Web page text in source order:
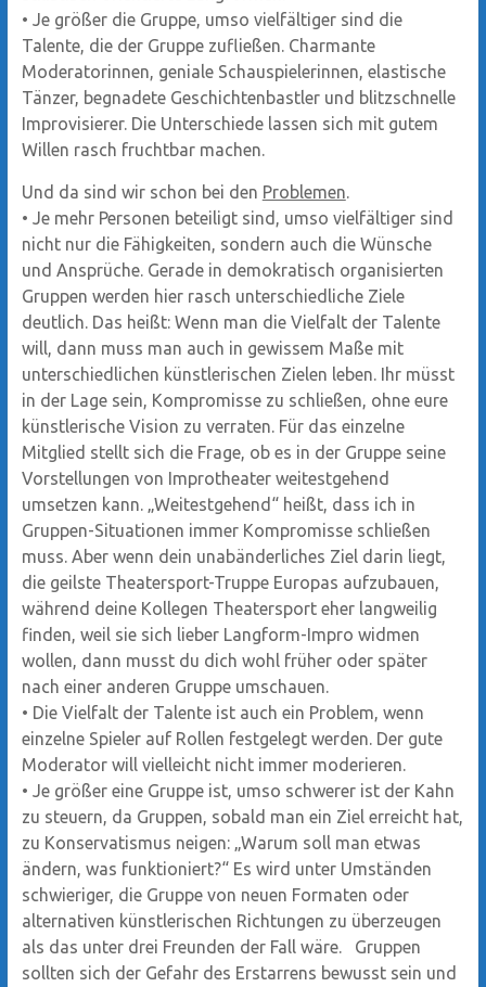
• Je größer die Gruppe, umso vielfältiger sind die
Talente, die der Gruppe zufließen. Charmante
Moderatorinnen, geniale Schauspielerinnen, elastische
Tänzer, begnadete Geschichtenbastler und blitzschnelle
Improvisierer. Die Unterschiede lassen sich mit gutem
Willen rasch fruchtbar machen.
Und da sind wir schon bei den Problemen.
• Je mehr Personen beteiligt sind, umso vielfältiger sind
nicht nur die Fähigkeiten, sondern auch die Wünsche
und Ansprüche. Gerade in demokratisch organisierten
Gruppen werden hier rasch unterschiedliche Ziele
deutlich. Das heißt: Wenn man die Vielfalt der Talente
will, dann muss man auch in gewissem Maße mit
unterschiedlichen künstlerischen Zielen leben. Ihr müsst
in der Lage sein, Kompromisse zu schließen, ohne eure
künstlerische Vision zu verraten. Für das einzelne
Mitglied stellt sich die Frage, ob es in der Gruppe seine
Vorstellungen von Improtheater weitestgehend
umsetzen kann. „Weitestgehend“ heißt, dass ich in
Gruppen-Situationen immer Kompromisse schließen
muss. Aber wenn dein unabänderliches Ziel darin liegt,
die geilste Theatersport-Truppe Europas aufzubauen,
während deine Kollegen Theatersport eher langweilig
finden, weil sie sich lieber Langform-Impro widmen
wollen, dann musst du dich wohl früher oder später
nach einer anderen Gruppe umschauen.
• Die Vielfalt der Talente ist auch ein Problem, wenn
einzelne Spieler auf Rollen festgelegt werden. Der gute
Moderator will vielleicht nicht immer moderieren.
• Je größer eine Gruppe ist, umso schwerer ist der Kahn
zu steuern, da Gruppen, sobald man ein Ziel erreicht hat,
zu Konservatismus neigen: „Warum soll man etwas
ändern, was funktioniert?“ Es wird unter Umständen
schwieriger, die Gruppe von neuen Formaten oder
alternativen künstlerischen Richtungen zu überzeugen
als das unter drei Freunden der Fall wäre. Gruppen
sollten sich der Gefahr des Erstarrens bewusst sein und